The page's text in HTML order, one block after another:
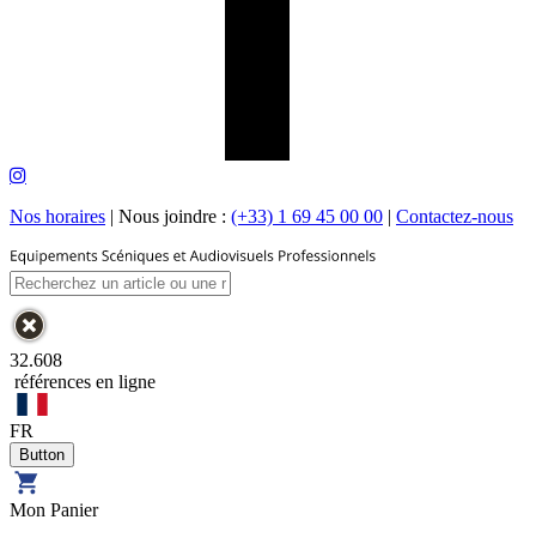
Nos horaires | Nous joindre : (+33) 1 69 45 00 00 | Contactez-nous
32.608
références en ligne
FR
Mon Panier